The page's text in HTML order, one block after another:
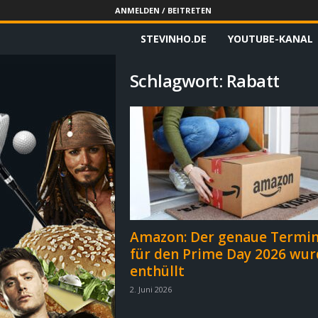
ANMELDEN / BEITRETEN
o
.
STEVINHO.DE YOUTUBE-KANAL
Schlagwort: Rabatt
Amazon: Der genaue Termin
für den Prime Day 2026
enthüllt
2. Juni 2026